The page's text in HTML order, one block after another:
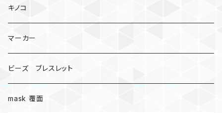
キノコ
マーカー
ビーズ ブレスレット
mask 覆面